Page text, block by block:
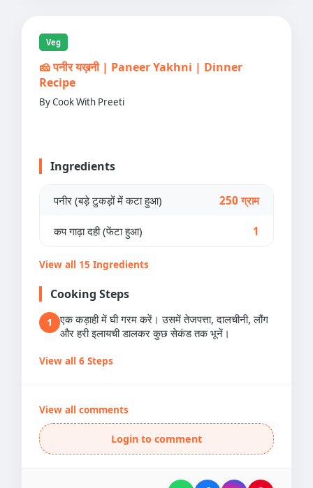
Veg
🧀 पनीर यख़नी | Paneer Yakhni | Dinner
Recipe
By Cook With Preeti
Ingredients
पनीर (बड़े टुकड़ों में कटा हुआ) 250 ग्राम
कप गाढ़ा दही (फेंटा हुआ) 1
View all 15 Ingredients
Cooking Steps
1
एक कड़ाही में घी गरम करें। उसमें तेजपत्ता, दालचीनी, लौंग
और हरी इलायची डालकर कुछ सेकंड तक भूनें।
View all 6 Steps
View all comments
Login to comment